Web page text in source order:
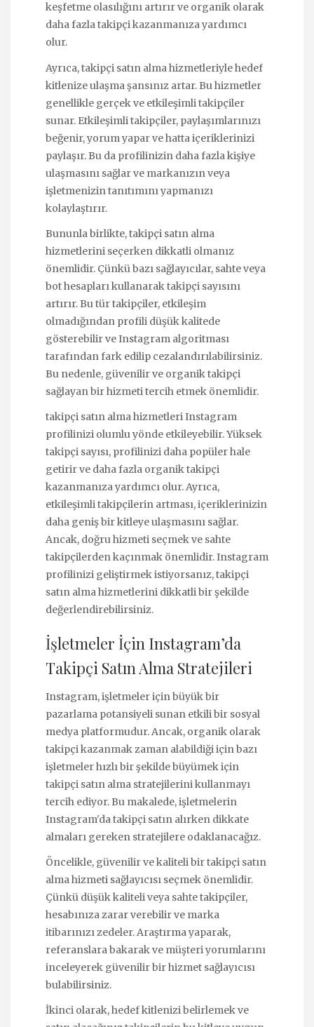
keşfetme olasılığını artırır ve organik olarak
daha fazla takipçi kazanmanıza yardımcı
olur.
Ayrıca, takipçi satın alma hizmetleriyle hedef
kitlenize ulaşma şansınız artar. Bu hizmetler
genellikle gerçek ve etkileşimli takipçiler
sunar. Etkileşimli takipçiler, paylaşımlarınızı
beğenir, yorum yapar ve hatta içeriklerinizi
paylaşır. Bu da profilinizin daha fazla kişiye
ulaşmasını sağlar ve markanızın veya
işletmenizin tanıtımını yapmanızı
kolaylaştırır.
Bununla birlikte, takipçi satın alma
hizmetlerini seçerken dikkatli olmanız
önemlidir. Çünkü bazı sağlayıcılar, sahte veya
bot hesapları kullanarak takipçi sayısını
artırır. Bu tür takipçiler, etkileşim
olmadığından profili düşük kalitede
gösterebilir ve Instagram algoritması
tarafından fark edilip cezalandırılabilirsiniz.
Bu nedenle, güvenilir ve organik takipçi
sağlayan bir hizmeti tercih etmek önemlidir.
takipçi satın alma hizmetleri Instagram
profilinizi olumlu yönde etkileyebilir. Yüksek
takipçi sayısı, profilinizi daha popüler hale
getirir ve daha fazla organik takipçi
kazanmanıza yardımcı olur. Ayrıca,
etkileşimli takipçilerin artması, içeriklerinizin
daha geniş bir kitleye ulaşmasını sağlar.
Ancak, doğru hizmeti seçmek ve sahte
takipçilerden kaçınmak önemlidir. Instagram
profilinizi geliştirmek istiyorsanız, takipçi
satın alma hizmetlerini dikkatli bir şekilde
değerlendirebilirsiniz.
İşletmeler İçin Instagram’da
Takipçi Satın Alma Stratejileri
Instagram, işletmeler için büyük bir
pazarlama potansiyeli sunan etkili bir sosyal
medya platformudur. Ancak, organik olarak
takipçi kazanmak zaman alabildiği için bazı
işletmeler hızlı bir şekilde büyümek için
takipçi satın alma stratejilerini kullanmayı
tercih ediyor. Bu makalede, işletmelerin
Instagram'da takipçi satın alırken dikkate
almaları gereken stratejilere odaklanacağız.
Öncelikle, güvenilir ve kaliteli bir takipçi satın
alma hizmeti sağlayıcısı seçmek önemlidir.
Çünkü düşük kaliteli veya sahte takipçiler,
hesabınıza zarar verebilir ve marka
itibarınızı zedeler. Araştırma yaparak,
referanslara bakarak ve müşteri yorumlarını
inceleyerek güvenilir bir hizmet sağlayıcısı
bulabilirsiniz.
İkinci olarak, hedef kitlenizi belirlemek ve